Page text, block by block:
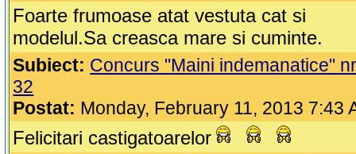
Foarte frumoase atat vestuta cat si
modelul.Sa creasca mare si cuminte.
Subiect: Concurs "Maini indemanatice"
32
Postat: Monday, February 11, 2013 7:43
Felicitari castigatoarelor